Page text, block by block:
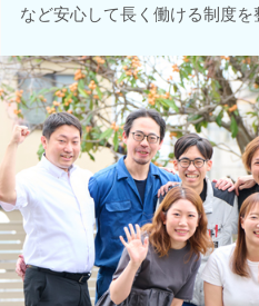
など安心して長く働ける制度を